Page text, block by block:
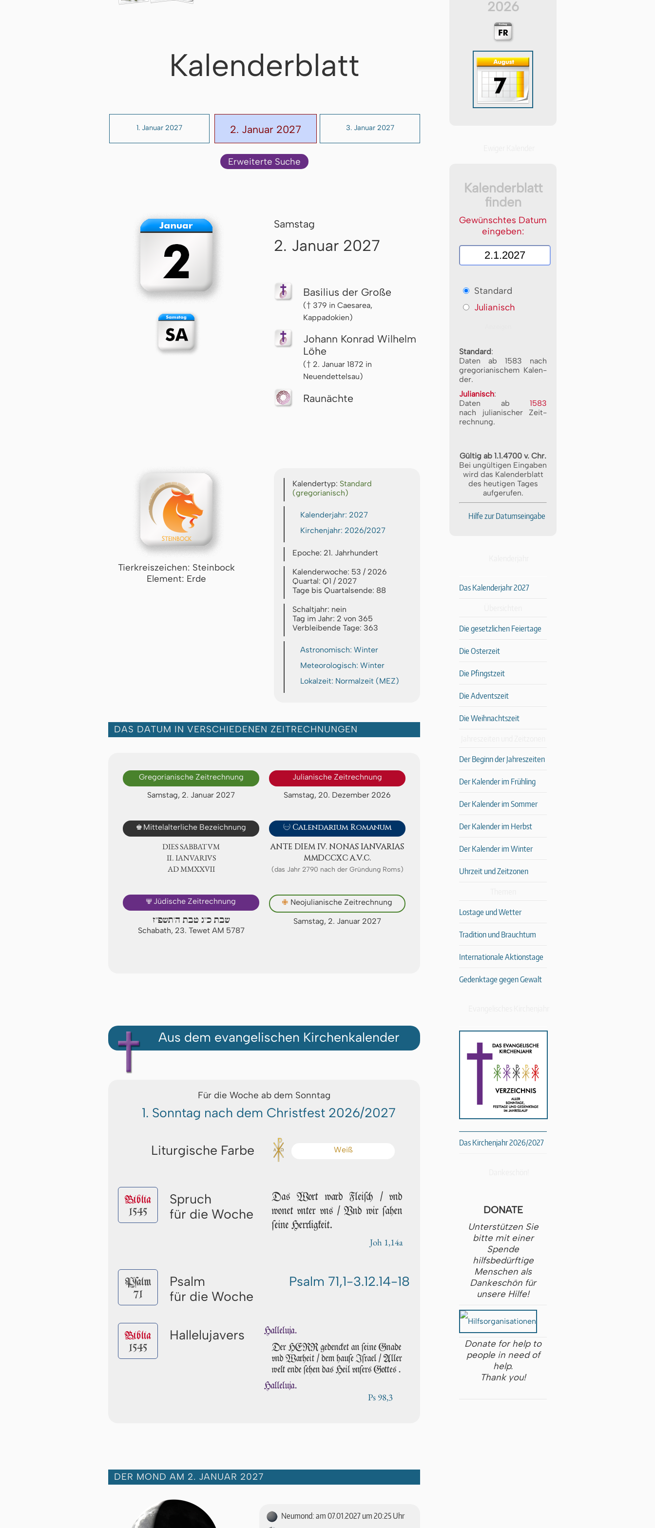
Kalenderblatt
1. Januar 2027 2. Januar 2027 3. Januar 2027
Erweiterte Suche
Samstag
2. Januar 2027
Basilius der Große
(† 379 in Caesarea,
Kappadokien)
Johann Konrad Wilhelm
Löhe
(† 2. Januar 1872 in
Neuendettelsau)
Raunächte
Tierkreiszeichen: Steinbock
Element: Erde
Kalendertyp: Standard
(gregorianisch)
Kalenderjahr: 2027
Kirchenjahr: 2026/2027
Epoche: 21. Jahrhundert
Kalenderwoche: 53 / 2026
Quartal: Q1 / 2027
Tage bis Quartalsende: 88
Schaltjahr: nein
Tag im Jahr: 2 von 365
Verbleibende Tage: 363
Astronomisch: Winter
Meteorologisch: Winter
Lokalzeit: Normalzeit (MEZ)
DAS DATUM IN VERSCHIEDENEN ZEITRECHNUNGEN
Gregorianische Zeitrechnung
Samstag, 2. Januar 2027
Julianische Zeitrechnung
Samstag, 20. Dezember 2026
♚ Mittelalterliche Bezeichnung
DIES SABBATUM
Ⅱ. IANVARIVS
AD ⅯⅯⅩⅩⅦ
 Calendarium Romanum
ANTE DIEM IV. NONAS IA­NV­A­RI­AS
ⅯⅯⅮⅭⅭⅩⅭ A.V.C.
(das Jahr 2790 nach der Gründung Roms)
🕎 Jüdische Zeitrechnung
שבת כ"ג טבת ה'תשפ"ז
Schabath, 23. Tewet AM 5787
✙ Neojulianische Zeitrechnung
Samstag, 2. Januar 2027
Aus dem evangelischen Kirchenkalender
Für die Woche ab dem Sonntag
1. Sonntag nach dem Christfest 2026/2027
Liturgische Farbe Weiß
Biblia
1545
Spruch
für die Woche
Das Wort ward Fleiſch / vnd
wonet vn­ter vns / Vnd wir ſa­hen
ſei­ne Herrligkeit.
Joh 1,14a
Pſalm
71
Psalm
für die Woche
Psalm 71,1-3.12.14-18
Biblia
1545
Hallelujavers
Halleluja.
Der HERR gedencket an ſei­ne Gnade
vnd War­heit / dem hau­ſe Iſrael / Aller
welt ende ſe­hen das Heil vn­ſers Got­tes .
Halleluja.
Ps 98,3
DER MOND AM 2. JANUAR 2027
Neumond: am 07.01.2027 um 20:25 Uhr
2026
Kalenderblatt
finden
Gewünschtes Datum
eingeben:
Standard
Julianisch
Standard:
Daten ab 1583 nach
gre­go­ri­a­ni­schem Ka­len­
der.
Julianisch:
Daten ab 1583
nach ju­li­a­ni­scher Zeit­
rech­nung.
Gültig ab 1.1.4700 v. Chr.
Bei ungültigen Eingaben
wird das Kalenderblatt
des heutigen Tages
aufgerufen.
Hilfe zur Datumseingabe
Das Kalenderjahr 2027
Die gesetzlichen Feiertage
Die Osterzeit
Die Pfingstzeit
Die Adventszeit
Die Weihnachtszeit
Der Beginn der Jahreszeiten
Der Kalender im Frühling
Der Kalender im Sommer
Der Kalender im Herbst
Der Kalender im Winter
Uhrzeit und Zeitzonen
Lostage und Wetter
Tradition und Brauchtum
Internationale Aktionstage
Gedenktage gegen Gewalt
Das Kirchenjahr 2026/2027
DONATE
Unterstützen Sie
bitte mit einer
Spende
hilfsbedürftige
Menschen als
Dankeschön für
unsere Hilfe!
Donate for help to
people in need of
help.
Thank you!